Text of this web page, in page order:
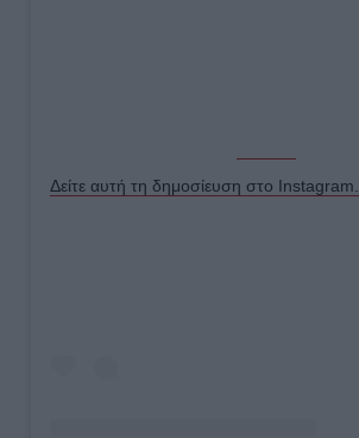
Δείτε αυτή τη δημοσίευση στο Instagram.